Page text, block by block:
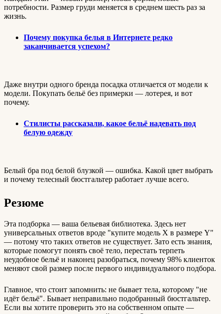
потребности. Размер груди меняется в среднем шесть раз за
жизнь.
Почему покупка белья в Интернете редко
заканчивается успехом?
Даже внутри одного бренда посадка отличается от модели к
модели. Покупать бельё без примерки — лотерея, и вот
почему.
Стилисты рассказали, какое бельё надевать под
белую одежду
Белый бра под белой блузкой — ошибка. Какой цвет выбрать
и почему телесный бюстгальтер работает лучше всего.
Резюме
Эта подборка — ваша бельевая библиотека. Здесь нет
универсальных ответов вроде "купите модель X в размере Y"
— потому что таких ответов не существует. Зато есть знания,
которые помогут понять своё тело, перестать терпеть
неудобное бельё и наконец разобраться, почему 98% клиенток
меняют свой размер после первого индивидуального подбора.
Главное, что стоит запомнить: не бывает тела, которому "не
идёт бельё". Бывает неправильно подобранный бюстгальтер.
Если вы хотите проверить это на собственном опыте —